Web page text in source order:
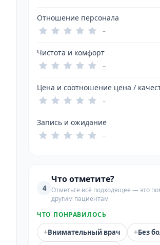
Отношение персонала
–
Чистота и комфорт
–
Цена и соотношение цена /
–
Запись и ожидание
–
4
Что отметите?
Отметьте всё подходящее — это
другим пациентам
ЧТО ПОНРАВИЛОСЬ
+Внимательный врач +Без